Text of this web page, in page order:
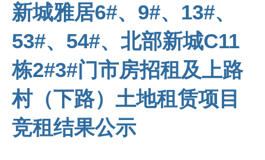
新城雅居6#、9#、13#、
53#、54#、北部新城C11
栋2#3#门市房招租及上路
村（下路）土地租赁项目
竞租结果公示